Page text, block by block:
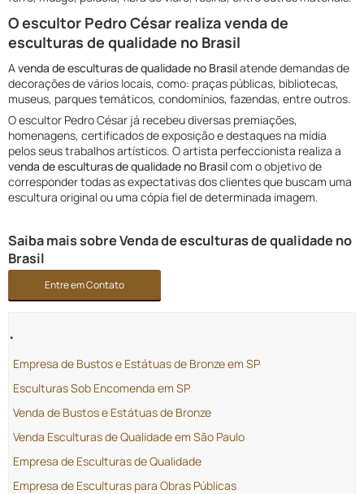
O escultor Pedro César realiza venda de
esculturas de qualidade no Brasil
Avenda de esculturas de qualidade no Brasilatende demandas de
decorações de vários locais, como: praças públicas, bibliotecas,
museus, parques temáticos, condomínios, fazendas, entre outros.
O escultor Pedro César já recebeu diversas premiações,
homenagens, certificados de exposição e destaques na mídia
pelos seus trabalhos artísticos. O artista perfeccionista realiza a
venda de esculturas de qualidade no Brasilcom o objetivo de
corresponder todas as expectativas dos clientes que buscam uma
escultura original ou uma cópia fiel de determinada imagem.
Saiba mais sobre Venda de esculturas de qualidade no
Brasil
Entre em Contato
.
Empresa de Bustos e Estátuas de Bronze em SP
Esculturas Sob Encomenda em SP
Venda de Bustos e Estátuas de Bronze
Venda Esculturas de Qualidade em São Paulo
Empresa de Esculturas de Qualidade
Empresa de Esculturas para Obras Públicas